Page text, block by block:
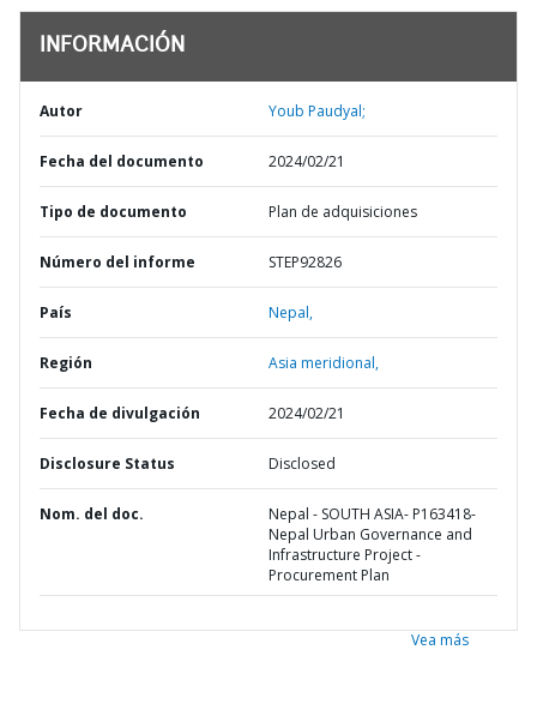
INFORMACIÓN
Autor Youb Paudyal;
Fecha del documento 2024/02/21
Tipo de documento Plan de adquisiciones
Número del informe STEP92826
País Nepal,
Región Asia meridional,
Fecha de divulgación 2024/02/21
Disclosure Status Disclosed
Nom. del doc.
Nepal - SOUTH ASIA- P163418-
Nepal Urban Governance and
Infrastructure Project -
Procurement Plan
Vea más